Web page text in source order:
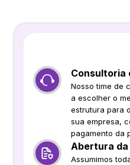
Consultoria
Nosso time de
a escolher o
estrutura para
sua empresa,
pagamento da
Abertura da
Assumimos